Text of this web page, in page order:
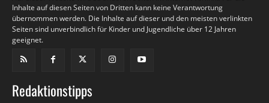
Inhalte auf diesen Seiten von Dritten kann keine Verantwortung
übernommen werden. Die Inhalte auf dieser und den meisten verlinkten
Seiten sind unverbindlich für Kinder und Jugendliche über 12 Jahren
geeignet.
Redaktionstipps